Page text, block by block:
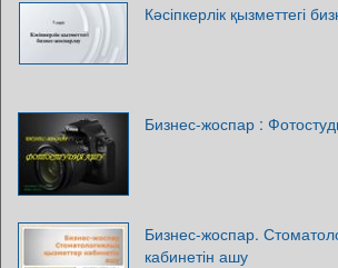
Кәсіпкерлік қызметтегі
Бизнес-жоспар :
Бизнес-жоспар.
кабинетін ашу